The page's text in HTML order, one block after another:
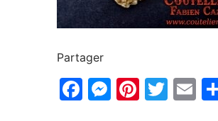
Partager
Facebook